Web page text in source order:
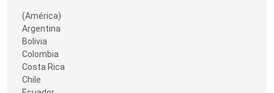
(América)
Argentina
Bolivia
Colombia
Costa Rica
Chile